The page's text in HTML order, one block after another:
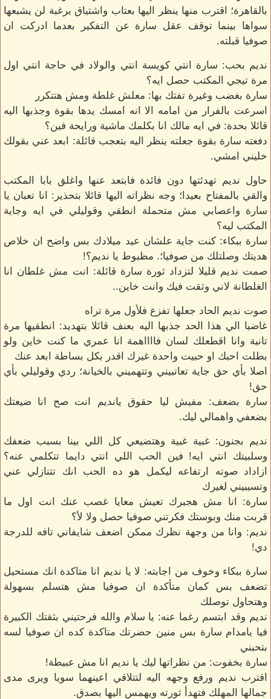
بالقاهرة؛ اقترب منها ينظر اليها بعتاب واشتياق برغبة لن يشبعها
سواها بينما توقف عقل سارة عن التفكير بعدما ادركت ان
صوفيا قبلته.
نديم بحب: سارة انتي كويسة انتي والولاد في حاجة انتي اول
مرة تيجي المكتب حصل ايه؟
سارة بغضب وغيرة تفتك بها: معلش غلطة ومش هتتكرر
اسرعت بالفرار من امامه الا انه امسك يدها بقوة وجذبها اليه
قائلا بحدة: في ايه مالك انا بكلمك ماشية ورايحة فين؟
دفعته سارة بقوة جعلته ينظر اليه بتعجب قائلة: ابعد عني بقولك
خليني امشي.
حاول نديم تهدئتها دون فائدة فابتعد عنها واغلق بابا المكتب
والقي بالمفتاح بعيدا؛ وجه نظراته اليها قائلا بتحذير: انا تعبان يا
سارة واعصابي مش متحملة انطقي وقوليلي في ايه وجاية
المكتب ليه؟
سارة ببكاء: كنت جاية علشان عيد ميلادك بس واضح ان خلاص
هديتك وصلتلك من صوفيا؛. مظبوط يا نديم؟!
صمت نديم قليلا لتزداد ثورة سارة قائلة: انت مش غلطان انا
الغلطانة لاني وثقت فيك وانت خاين..
صوت نديم الحاد جعلها تفزع فلأول مرة تراه
غاضبا الي هذا الحد جذبها اليه بعنف قائلا بتهديد: انطقيها مرة
تانية وانا اقطعلك لسان فااااهمة انا عمري ما كنت خاين ولو
بطلت احبك او حبيت واحدة غيرك اقدر بكل بساطة ابعد عنك
اصلا بأي حق جاية تعاتبيني وتتهميني بالخيانة؛ ردي وقوليلي بأي
حق!
سارة بضعف: مفيش ليا حقوق يانديم انت صح انا ضيعتك
بضعفي واهمالي ليك.
نديم بجنون: غبية غبية وهتضيعي كل اللي بينا بسبب ضعفك
وسلبيتك انتي ايه! فين الحب اللي انتي دايما تتكلمي عنه؟
ازاداد صوته ارتفاعه ليكمل هو ده الحب انك تتنازلي عني
وتسيبيني لغيرك
سارة: انا مش هجبرك تعيش معايا غصب عنك انت اول ما
قربت منك وبوستك فكرتني صوفيا حصل ولا لأ؟
نديم: وانا من وجهة نظرك ممكن اضعف شايفاني تافه للدرجة
دي!
سارة ببكاء وخوف من اجابته: لا يا نديم انا متاكدة انك مستحيل
تضعف بس كمان متأكدة ان صوفيا مش هتسلم بسهولة
وهتحاول توصلك
نديم وقد ابتسم رغما عنه: يا سلام والله فرحتيني بثقتك الكبيرة
فيا يامدام سارة بس منين حضرتك متاكدة كده ان صوفيا لسه
بتحبني
سارة بخفوت: من نظراتها ليك يا نديم انا مش عبيطة!
اقترب نديم ورفع وجهه اليه لتتلاقي اعينهما سويا ويرى مدى
جمالها المهلك فتهدأ ثورته ويهمس اليها بصدق.